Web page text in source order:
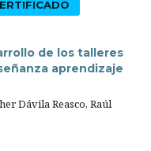
de los talleres
aprendizaje
Dávila Reasco, Raúl